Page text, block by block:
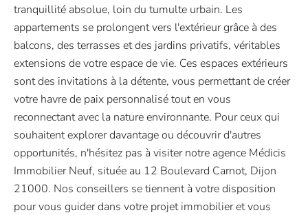
tranquillité absolue, loin du tumulte urbain. Les
appartements se prolongent vers l'extérieur grâce à des
balcons, des terrasses et des jardins privatifs, véritables
extensions de votre espace de vie. Ces espaces extérieurs
sont des invitations à la détente, vous permettant de créer
votre havre de paix personnalisé tout en vous
reconnectant avec la nature environnante. Pour ceux qui
souhaitent explorer davantage ou découvrir d'autres
opportunités, n'hésitez pas à visiter notre agence Médicis
Immobilier Neuf, située au 12 Boulevard Carnot, Dijon
21000. Nos conseillers se tiennent à votre disposition
pour vous guider dans votre projet immobilier et vous